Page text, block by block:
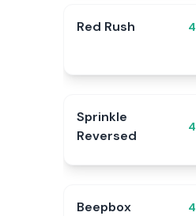
Red Rush
Sprinkle
Reversed
Beepbox